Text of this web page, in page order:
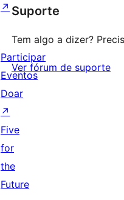
Suporte
Tem algo a dizer?
Ver fórum de suporte
↗
Participar
Eventos
Doar
↗
Five
for
the
Future